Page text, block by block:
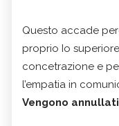
Questo accade
proprio Io
concetrazione e
l’empatia in
Vengono